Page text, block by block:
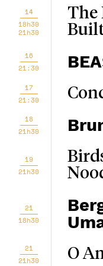
14
18h30
21h30
The
16
21:30
17
21:30
18
21h30
19
21h30
21
18h30
21
21h30
O